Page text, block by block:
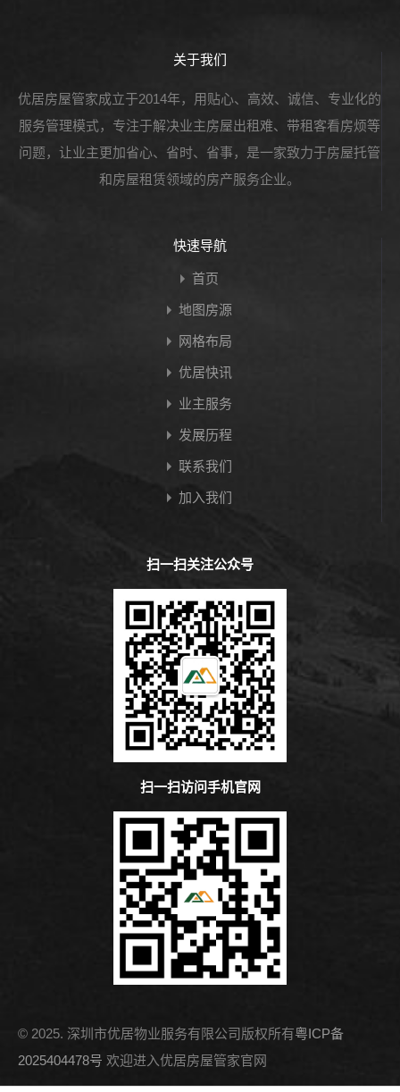
关于我们
优居房屋管家成立于2014年，用贴心、高效、诚信、专业化的
服务管理模式，专注于解决业主房屋出租难、带租客看房烦等
问题，让业主更加省心、省时、省事，是一家致力于房屋托管
和房屋租赁领域的房产服务企业。
快速导航
首页
地图房源
网格布局
优居快讯
业主服务
发展历程
联系我们
加入我们
扫一扫关注公众号
扫一扫访问手机官网
© 2025. 深圳市优居物业服务有限公司版权所有粤ICP备
2025404478号 欢迎进入优居房屋管家官网